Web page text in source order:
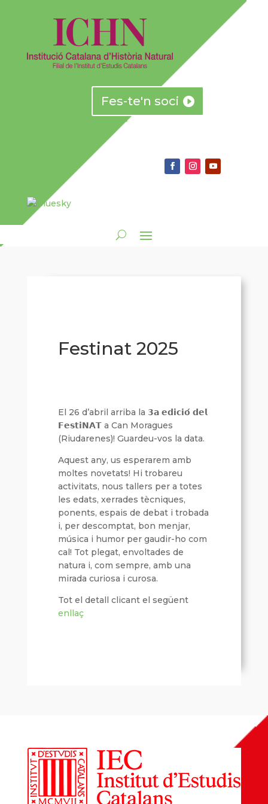
Fes-te'n soci
Festinat 2025
El 26 d’abril arriba la 𝟯𝗮 𝗲𝗱𝗶𝗰𝗶𝗼́ 𝗱𝗲𝗹
𝗙𝗲𝘀𝘁𝗶𝗡𝗔𝗧 a Can Moragues
(Riudarenes)! Guardeu-vos la data.
Aquest any, us esperarem amb
moltes novetats! Hi trobareu
activitats, nous tallers per a totes
les edats, xerrades tècniques,
ponents, espais de debat i trobada
i, per descomptat, bon menjar,
música i humor per gaudir-ho com
cal! Tot plegat, envoltades de
natura i, com sempre, amb una
mirada curiosa i curosa.
Tot el detall clicant el següent
enllaç